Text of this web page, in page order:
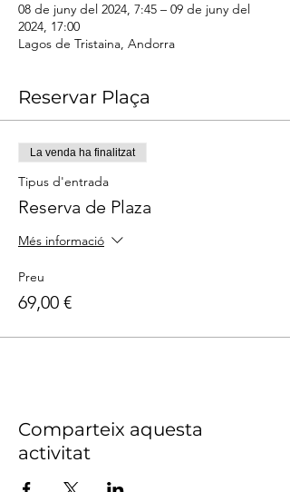
08 de juny del 2024, 7:45 – 09 de juny del
2024, 17:00
Lagos de Tristaina, Andorra
Reservar Plaça
La venda ha finalitzat
Tipus d'entrada
Reserva de Plaza
Més informació
Preu
69,00 €
Comparteix aquesta
activitat